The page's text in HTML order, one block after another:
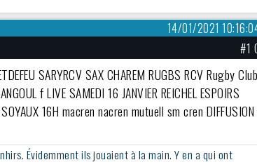
14/01/2021
#1
Évidemment ils jouaient à la main. Y en a qui ont